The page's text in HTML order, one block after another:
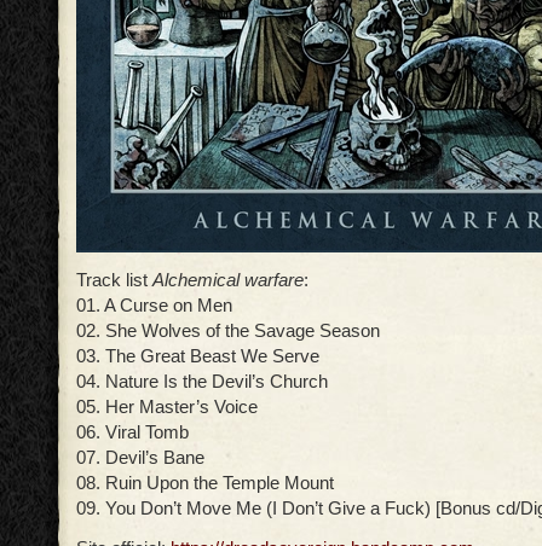
Track list Alchemical warfare:
01. A Curse on Men
02. She Wolves of the Savage Season
03. The Great Beast We Serve
04. Nature Is the Devil’s Church
05. Her Master’s Voice
06. Viral Tomb
07. Devil’s Bane
08. Ruin Upon the Temple Mount
09. You Don’t Move Me (I Don’t Give a Fuck) [Bonus cd/